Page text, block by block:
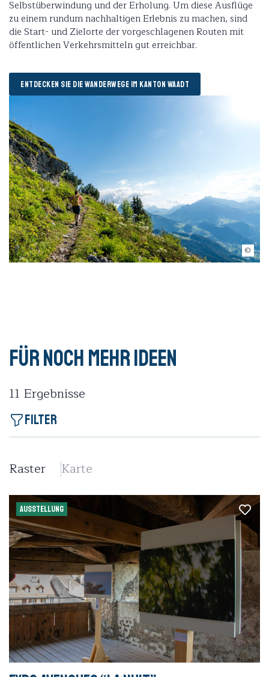
Selbstüberwindung und der Erholung. Um diese Ausflüge
zu einem rundum nachhaltigen Erlebnis zu machen, sind
die Start- und Zielorte der vorgeschlagenen Routen mit
öffentlichen Verkehrsmitteln gut erreichbar.
ENTDECKEN SIE DIE WANDERWEGE IM KANTON WAADT
2020 / Nicolas Glauser / travelita.ch
Für noch mehr Ideen
11 Ergebnisse
Filter
Raster Karte
AUSSTELLUNG